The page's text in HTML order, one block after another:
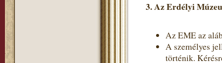
3. Az Erdélyi
Az EME az
A személyes
történik.